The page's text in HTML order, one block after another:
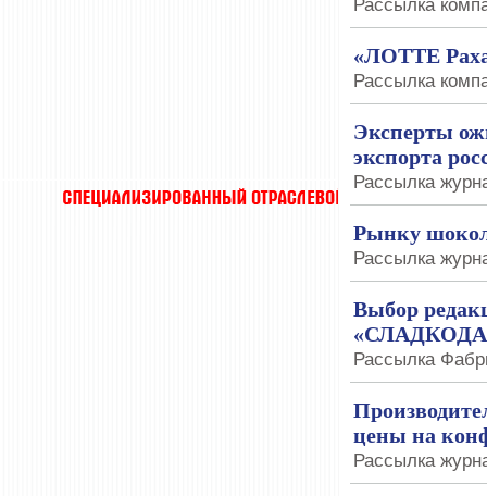
Рассылка
«ЛОТТЕ
Рассылка
Эксперты
экспорта
Рассылка
Рынку
Рассылка
Выбор
Рассылка
цены на
Рассылка